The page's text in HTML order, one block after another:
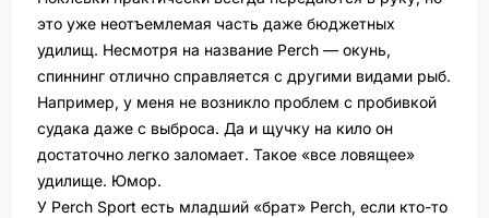
это уже неотъемлемая часть даже бюджетных
удилищ. Несмотря на название Perch — окунь,
спиннинг отлично справляется с другими видами рыб.
Например, у меня не возникло проблем с пробивкой
судака даже с выброса. Да и щучку на кило он
достаточно легко заломает. Такое «все ловящее»
удилище. Юмор.
У Perch Sport есть младший «брат» Perch, если кто-то